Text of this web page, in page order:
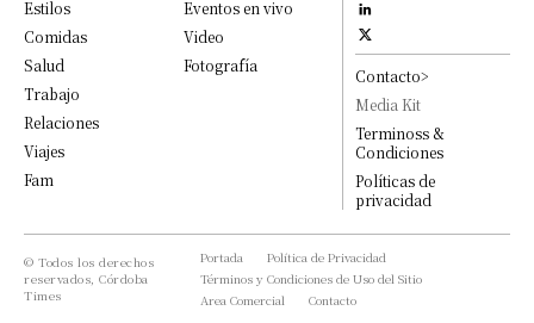
Estilos
Comidas
Salud
Trabajo
Relaciones
Viajes
Fam
Eventos en vivo
Video
Fotografía
Contacto>
Media Kit
Terminoss &
Condiciones
Políticas de
privacidad
© Todos los derechos
reservados, Córdoba
Times
Portada
Política de Privacidad
Términos y Condiciones de Uso del Sitio
Area Comercial
Contacto